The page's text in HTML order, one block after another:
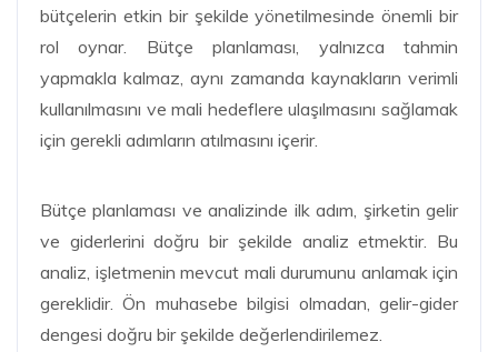
bütçelerin etkin bir şekilde yönetilmesinde önemli bir
rol oynar. Bütçe planlaması, yalnızca tahmin
yapmakla kalmaz, aynı zamanda kaynakların verimli
kullanılmasını ve mali hedeflere ulaşılmasını sağlamak
için gerekli adımların atılmasını içerir.
Bütçe planlaması ve analizinde ilk adım, şirketin gelir
ve giderlerini doğru bir şekilde analiz etmektir. Bu
analiz, işletmenin mevcut mali durumunu anlamak için
gereklidir. Ön muhasebe bilgisi olmadan, gelir-gider
dengesi doğru bir şekilde değerlendirilemez.